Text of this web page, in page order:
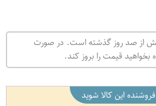
بیش از صد روز گذشته است. در صورت
بخواهید قیمت را بروز کند.
این کالا شوید